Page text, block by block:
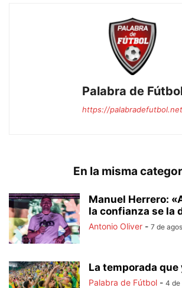
Palabra de
https://palabradefutbol.net
En la misma
Manuel Herrero:
la confianza se la
Antonio Oliver - 7 de
La temporada que
Palabra de Fútbol - 4 de